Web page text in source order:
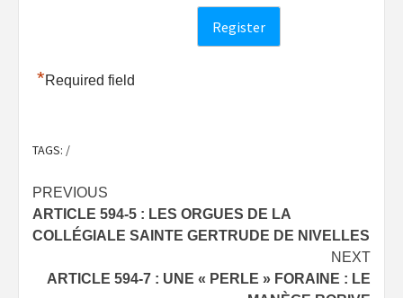
*Required field
TAGS: /
Post
navigation
PREVIOUS
ARTICLE 594-5 : LES ORGUES DE LA
COLLÉGIALE SAINTE GERTRUDE DE NIVELLES
NEXT
ARTICLE 594-7 : UNE « PERLE » FORAINE : LE